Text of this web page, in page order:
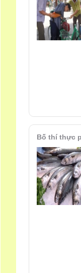
Bố thí thực